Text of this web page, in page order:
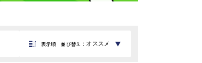
表示順並び替え ： ▼